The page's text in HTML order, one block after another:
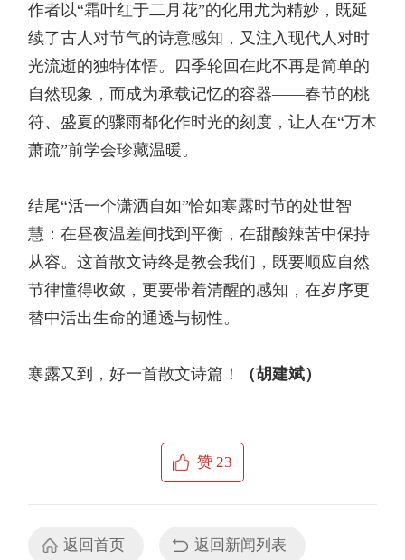
作者以“霜叶红于二月花”的化用尤为精妙，既延
续了古人对节气的诗意感知，又注入现代人对时
光流逝的独特体悟。四季轮回在此不再是简单的
自然现象，而成为承载记忆的容器——春节的桃
符、盛夏的骤雨都化作时光的刻度，让人在“万木
萧疏”前学会珍藏温暖。
结尾“活一个潇洒自如”恰如寒露时节的处世智
慧：在昼夜温差间找到平衡，在甜酸辣苦中保持
从容。这首散文诗终是教会我们，既要顺应自然
节律懂得收敛，更要带着清醒的感知，在岁序更
替中活出生命的通透与韧性。
寒露又到，好一首散文诗篇！ （胡建斌）
赞 23
返回首页 返回新闻列表